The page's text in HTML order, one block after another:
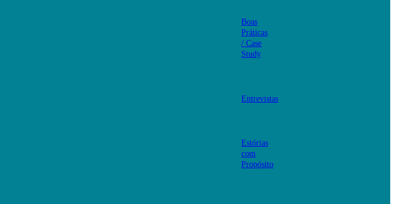
Boas
Práticas
/ Case
Study
Entrevistas
Estórias
com
Propósito